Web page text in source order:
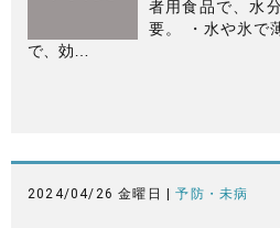
者用食品で、水
要。 ・水や氷で
で、効…
2024/04/26 金曜日 |予防・未病